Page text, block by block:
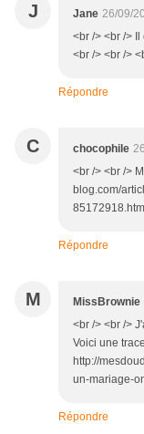
J Jane 26/09/
<br /> <br />
<br /> <br />
Répondre
C chocophile
<br /> <br />
blog.com/
Répondre
M MissBrownie
<br /> <br />
Voici une
http://
un-mariage-
Répondre